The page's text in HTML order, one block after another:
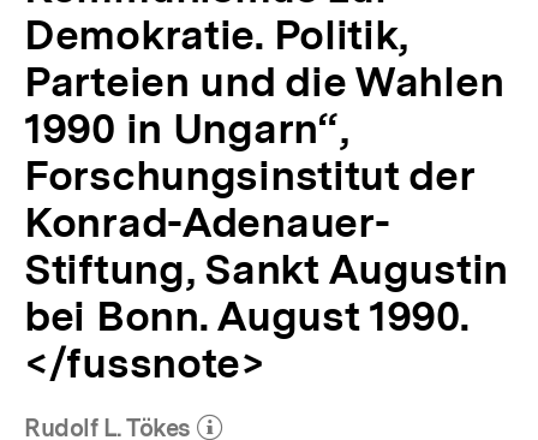
Ungarn“,
Forschungsinstitut
der
Konrad-
Adenauer-
Stiftung,
Sankt
Augustin
August
</fussnote>
APuZ
Demokratie. Politik,
Parteien und die Wahlen
1990 in Ungarn“,
Forschungsinstitut der
Konrad-Adenauer-
Stiftung, Sankt Augustin
bei Bonn. August 1990.
</fussnote>
Rudolf L. Tökes